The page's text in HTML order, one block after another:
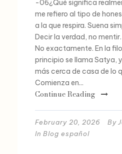
-06¿Qué significa
me refiero al tipo de
a la que respira. Suena
Decir la verdad, no
No exactamente. En la
principio se llama Satya,
más cerca de casa de lo
Comienza en...
Continue Reading
February 20, 2026 By
In Blog español